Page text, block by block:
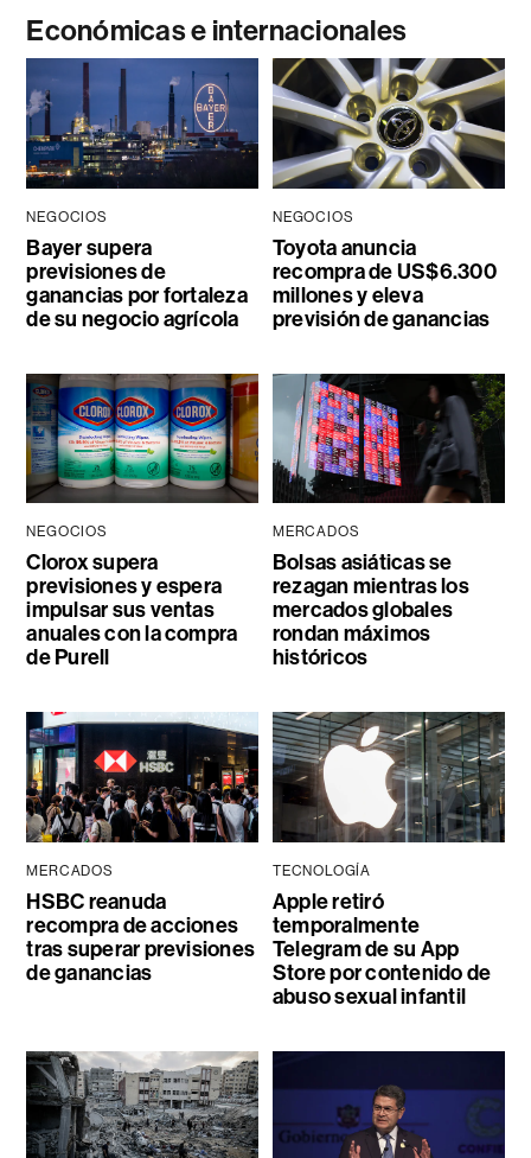
Económicas e internacionales
NEGOCIOS
Bayer supera
previsiones de
ganancias por fortaleza
de su negocio agrícola
NEGOCIOS
Toyota anuncia
recompra de US$6.300
millones y eleva
previsión de ganancias
NEGOCIOS
Clorox supera
previsiones y espera
impulsar sus ventas
anuales con la compra
de Purell
MERCADOS
Bolsas asiáticas se
rezagan mientras los
mercados globales
rondan máximos
históricos
MERCADOS
HSBC reanuda
recompra de acciones
tras superar previsiones
de ganancias
TECNOLOGÍA
Apple retiró
temporalmente
Telegram de su App
Store por contenido de
abuso sexual infantil